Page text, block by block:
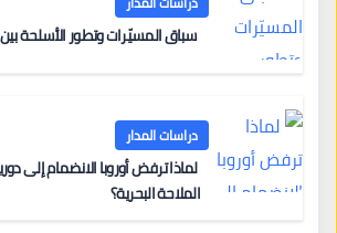
سباق المسيّرات وتطور الأسلحة بين
دراسات المدار
لماذا ترفض أوروبا الانضمام إلى
الملاحة البحرية؟